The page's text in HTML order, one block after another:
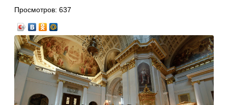
Просмотров: 637